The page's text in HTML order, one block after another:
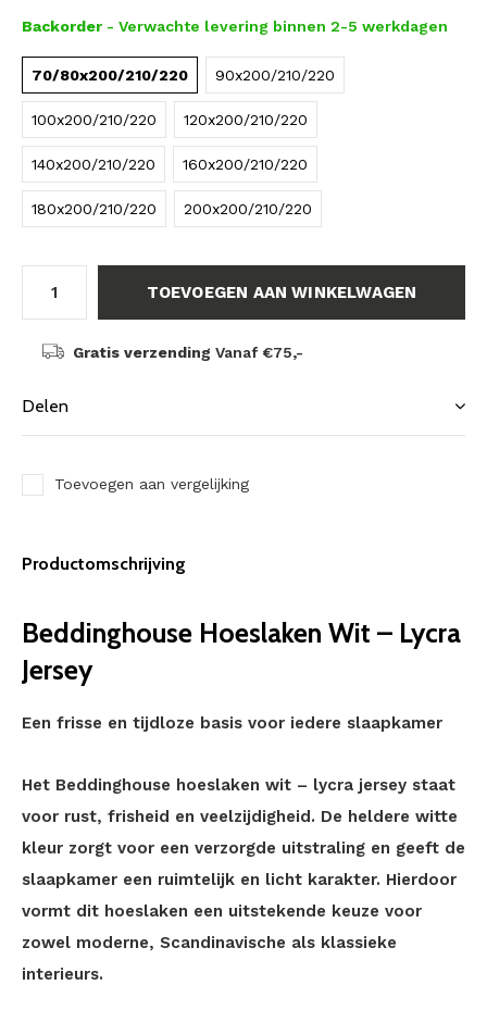
Backorder - Verwachte levering binnen 2-5 werkdagen
70/80x200/210/220 90x200/210/220
100x200/210/220 120x200/210/220
140x200/210/220 160x200/210/220
180x200/210/220 200x200/210/220
TOEVOEGEN AAN WINKELWAGEN
Gratis verzending Vanaf €75,-
Delen
Toevoegen aan vergelijking
Productomschrijving
Beddinghouse Hoeslaken Wit – Lycra
Jersey
Een frisse en tijdloze basis voor iedere slaapkamer
Het Beddinghouse hoeslaken wit – lycra jersey staat
voor rust, frisheid en veelzijdigheid. De heldere witte
kleur zorgt voor een verzorgde uitstraling en geeft de
slaapkamer een ruimtelijk en licht karakter. Hierdoor
vormt dit hoeslaken een uitstekende keuze voor
zowel moderne, Scandinavische als klassieke
interieurs.